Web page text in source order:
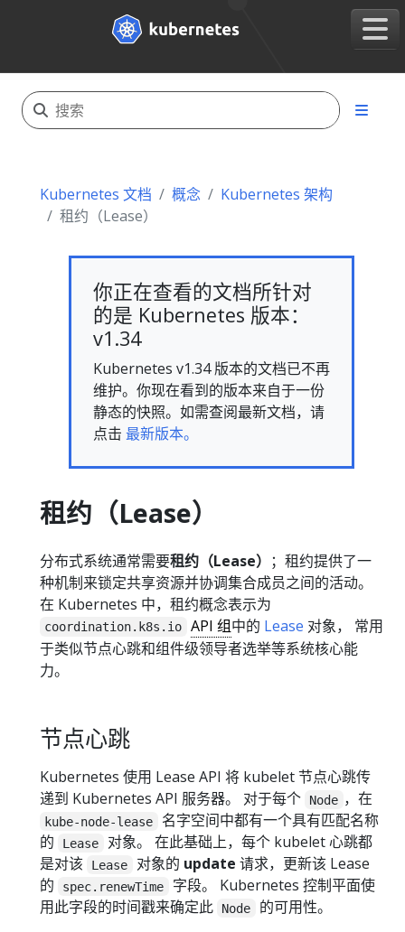
Kubernetes 文档 概念
Kubernetes 架构
租约（Lease）
你正在查看的文档所针对
的是 Kubernetes 版本：
v1.34
Kubernetes v1.34 版本的文档已不再
维护。你现在看到的版本来自于一份
静态的快照。如需查阅最新文档，请
点击 最新版本。
租约（Lease）
分布式系统通常需要租约（Lease） ；租约提供了一
种机制来锁定共享资源并协调集合成员之间的活动。
在 Kubernetes 中，租约概念表示为
coordination.k8s.io API 组中的 Lease 对象， 常用
于类似节点心跳和组件级领导者选举等系统核心能
力。
节点心跳
Kubernetes 使用 Lease API 将 kubelet 节点心跳传
递到 Kubernetes API 服务器。 对于每个
Node ，在
kube-node-lease
名字空间中都有一个具有匹配名称
的
Lease
对象。 在此基础上，每个 kubelet 心跳都
是对该
Lease 对象的 update 请求，更新该 Lease
的
spec.renewTime
字段。 Kubernetes 控制平面使
用此字段的时间戳来确定此
Node
的可用性。